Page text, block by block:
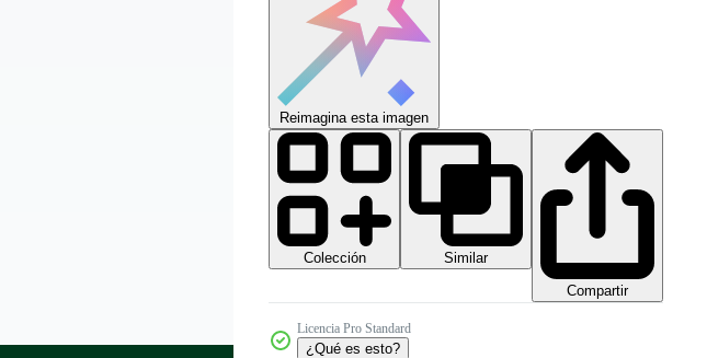
Reimagina esta imagen
Colección
Similar
Compartir
Licencia Pro Standard
¿Qué es esto?